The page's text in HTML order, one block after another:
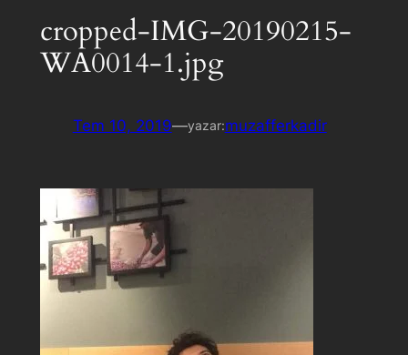
cropped-IMG-20190215-
WA0014-1.jpg
Tem 10, 2019—yazar:muzafferkadir